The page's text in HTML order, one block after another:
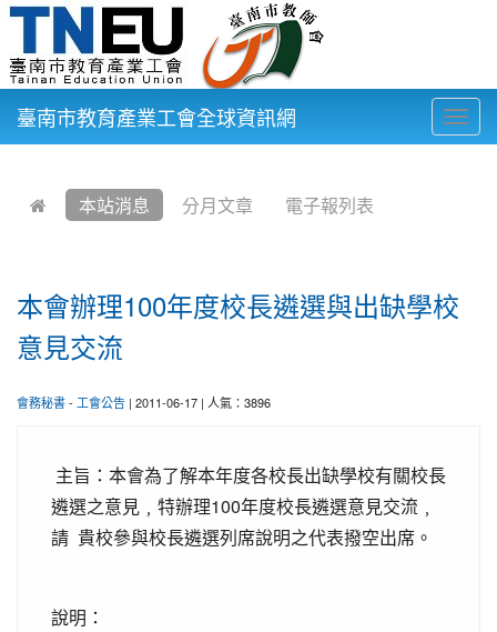
臺南市教育產業工會全球資訊網
本站消息 分月文章 電子報列表
本會辦理100年度校長遴選與出缺學校
意見交流
會務秘書- 工會公告 | 2011-06-17 | 人氣：3896
主旨：本會為了解本年度各校長出缺學校有關校長
遴選之意見﹐特辦理100年度校長遴選意見交流﹐
請 貴校參與校長遴選列席說明之代表撥空出席。
說明：